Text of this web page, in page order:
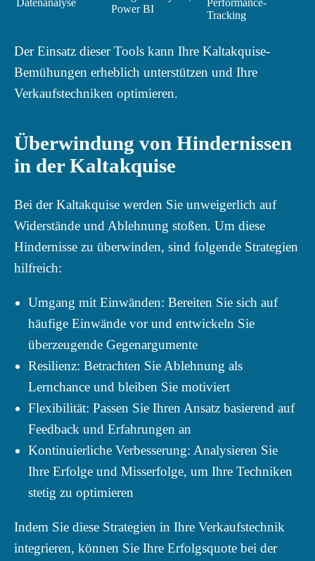
Datenanalyse
Power BI
Performance-
Tracking
Der Einsatz dieser Tools kann Ihre Kaltakquise-
Bemühungen erheblich unterstützen und Ihre
Verkaufstechniken optimieren.
Überwindung von Hindernissen
in der Kaltakquise
Bei der Kaltakquise werden Sie unweigerlich auf
Widerstände und Ablehnung stoßen. Um diese
Hindernisse zu überwinden, sind folgende Strategien
hilfreich:
Umgang mit Einwänden: Bereiten Sie sich auf
häufige Einwände vor und entwickeln Sie
überzeugende Gegenargumente
Resilienz: Betrachten Sie Ablehnung als
Lernchance und bleiben Sie motiviert
Flexibilität: Passen Sie Ihren Ansatz basierend auf
Feedback und Erfahrungen an
Kontinuierliche Verbesserung: Analysieren Sie
Ihre Erfolge und Misserfolge, um Ihre Techniken
stetig zu optimieren
Indem Sie diese Strategien in Ihre Verkaufstechnik
integrieren, können Sie Ihre Erfolgsquote bei der